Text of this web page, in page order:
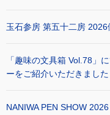
玉石参房 第五十二房
「趣味の文具箱 Vol.78」
ーをご紹介いただきました
NANIWA PEN SHOW 2026